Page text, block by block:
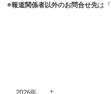
※報道関係者以外のお問合せ先は『
2026年